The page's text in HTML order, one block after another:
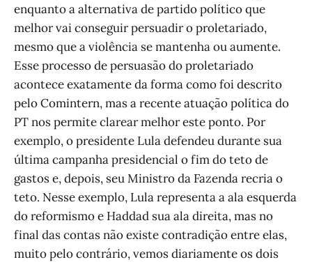
enquanto a alternativa de partido político que
melhor vai conseguir persuadir o proletariado,
mesmo que a violência se mantenha ou aumente.
Esse processo de persuasão do proletariado
acontece exatamente da forma como foi descrito
pelo Comintern, mas a recente atuação política do
PT nos permite clarear melhor este ponto. Por
exemplo, o presidente Lula defendeu durante sua
última campanha presidencial o fim do teto de
gastos e, depois, seu Ministro da Fazenda recria o
teto. Nesse exemplo, Lula representa a ala esquerda
do reformismo e Haddad sua ala direita, mas no
final das contas não existe contradição entre elas,
muito pelo contrário, vemos diariamente os dois